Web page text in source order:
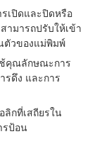
เปิดและปิดหรือ
ามารถปรับให้เข้า
ตัวของแม่พิมพ์
ช้คุณลักษณะการ
รดึง และการ
ลิกที่เสถียรใน
รป้อน